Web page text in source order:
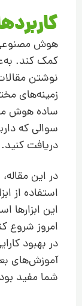
هوش مصنوعی
کمک کند.
نوشتن
زمینه‌های
ساده هوش
سوالی که
دریافت کنید.
در این
استفاده از
این ابزارها
امروز شروع
در بهبود
آموزش‌های
شما مفید